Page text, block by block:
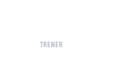
TRENER